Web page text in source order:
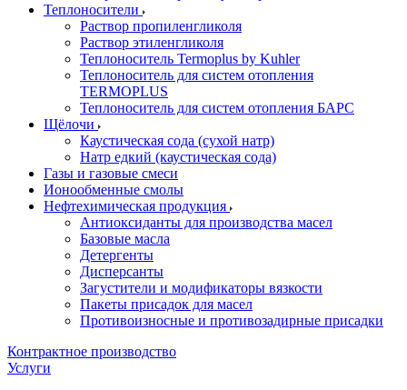
Теплоносители
Раствор пропиленгликоля
Раствор этиленгликоля
Теплоноситель Termoplus by Kuhler
Теплоноситель для систем отопления
TERMOPLUS
Теплоноситель для систем отопления БАРС
Щёлочи
Каустическая сода (сухой натр)
Натр едкий (каустическая сода)
Газы и газовые смеси
Ионообменные смолы
Нефтехимическая продукция
Антиоксиданты для производства масел
Базовые масла
Детергенты
Дисперсанты
Загустители и модификаторы вязкости
Пакеты присадок для масел
Противоизносные и противозадирные присадки
Контрактное производство
Услуги